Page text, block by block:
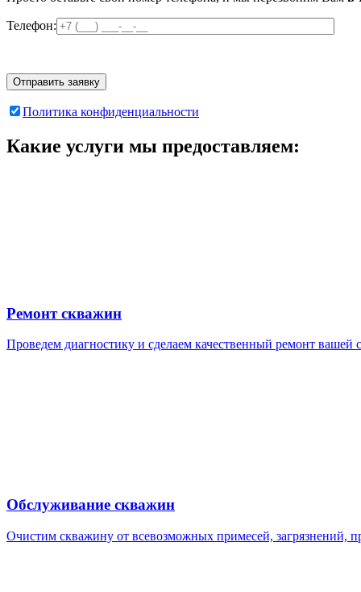
Телефон:
Политика конфиденциальности
Какие услуги мы предоставляем:
Ремонт скважин
Проведем диагностику и сделаем качественный ремонт вашей
Обслуживание скважин
Очистим скважину от всевозможных примесей, загрязнений,